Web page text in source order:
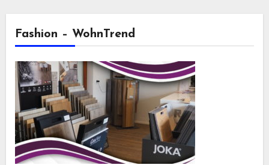
Fashion – WohnTrend